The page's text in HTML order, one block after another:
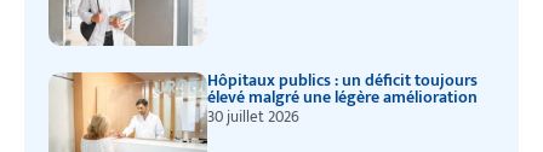
Hôpitaux publics : un déficit toujours
élevé malgré une légère amélioration
30 juillet 2026